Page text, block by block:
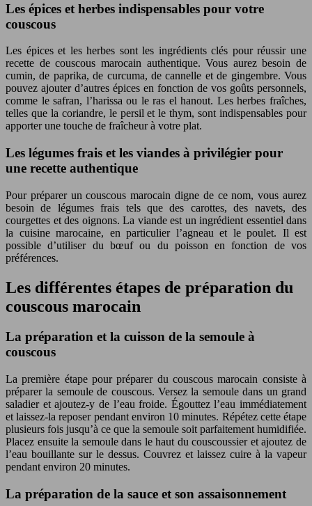
Les épices et herbes indispensables pour votre
couscous
Les épices et les herbes sont les ingrédients clés pour réussir une
recette de couscous marocain authentique. Vous aurez besoin de
cumin, de paprika, de curcuma, de cannelle et de gingembre. Vous
pouvez ajouter d’autres épices en fonction de vos goûts personnels,
comme le safran, l’harissa ou le ras el hanout. Les herbes fraîches,
telles que la coriandre, le persil et le thym, sont indispensables pour
apporter une touche de fraîcheur à votre plat.
Les légumes frais et les viandes à privilégier pour
une recette authentique
Pour préparer un couscous marocain digne de ce nom, vous aurez
besoin de légumes frais tels que des carottes, des navets, des
courgettes et des oignons. La viande est un ingrédient essentiel dans
la cuisine marocaine, en particulier l’agneau et le poulet. Il est
possible d’utiliser du bœuf ou du poisson en fonction de vos
préférences.
Les différentes étapes de préparation du
couscous marocain
La préparation et la cuisson de la semoule à
couscous
La première étape pour préparer du couscous marocain consiste à
préparer la semoule de couscous. Versez la semoule dans un grand
saladier et ajoutez-y de l’eau froide. Égouttez l’eau immédiatement
et laissez-la reposer pendant environ 10 minutes. Répétez cette étape
plusieurs fois jusqu’à ce que la semoule soit parfaitement humidifiée.
Placez ensuite la semoule dans le haut du couscoussier et ajoutez de
l’eau bouillante sur le dessus. Couvrez et laissez cuire à la vapeur
pendant environ 20 minutes.
La préparation de la sauce et son assaisonnement